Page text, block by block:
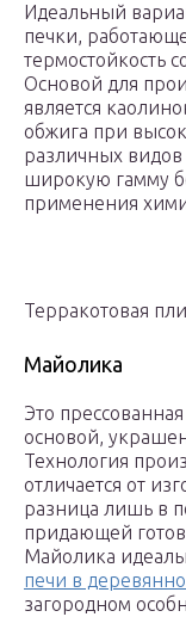
Идеальный
печки,
термостойкость
Основой для
является
обжига при
различных видов
широкую гамму
применения
Терракотовая
Майолика
Это
основой,
Технология
отличается от
разница лишь в
придающей
Майолика
печи в
загородном